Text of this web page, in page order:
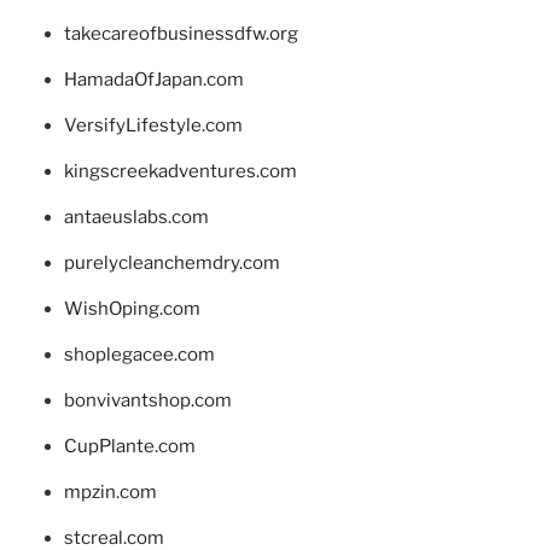
takecareofbusinessdfw.org
HamadaOfJapan.com
VersifyLifestyle.com
kingscreekadventures.com
antaeuslabs.com
purelycleanchemdry.com
WishOping.com
shoplegacee.com
bonvivantshop.com
CupPlante.com
mpzin.com
stcreal.com